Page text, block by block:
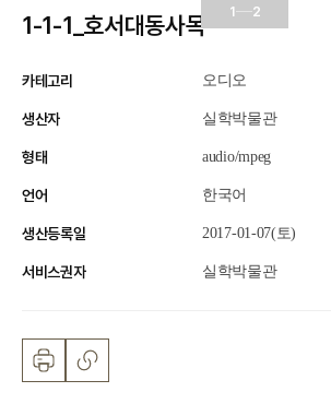
1 2
1-1-1_호서대동사목
카테고리 오디오
생산자 실학박물관
형태 audio/mpeg
언어 한국어
생산등록일 2017-01-07(토)
서비스권자 실학박물관